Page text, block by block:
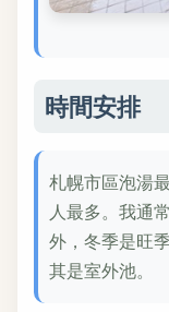
時間安排
札幌市區泡湯
人最多。我通
外，冬季是旺
其是室外池。